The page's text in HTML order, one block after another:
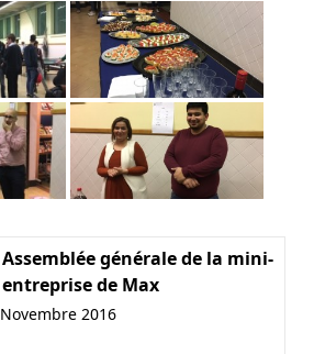
Assemblée générale de la mini-
entreprise de Max
Novembre 2016